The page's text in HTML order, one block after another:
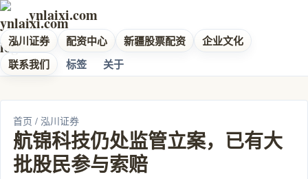
ynlaixi.com
泓川证券 配资中心 新疆股票配资
企业文化
联系我们
标签 关于
首页 / 泓川证券
航锦科技仍处监管立案，已有大
批股民参与索赔